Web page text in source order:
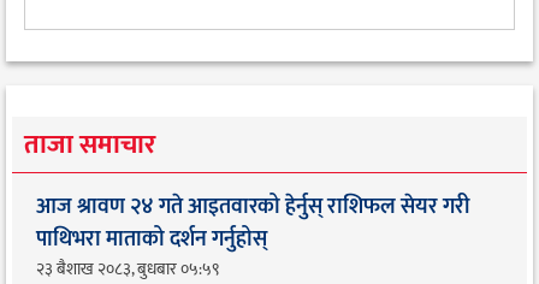
ताजा समाचार
आज श्रावण २४ गते आइतवारको हेर्नुस् राशिफल सेयर गरी
पाथिभरा माताको दर्शन गर्नुहोस्
२३ बैशाख २०८३, बुधबार ०५:५९